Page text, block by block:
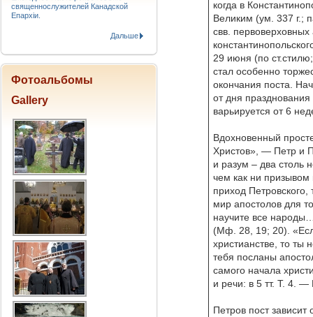
когда в
Великим (ум. 337 г.;
свв.
29 июня (по
стал особенно
окончания поста.
от дня
варьируется от 6
Вдохновенный
Христов», — Петр и
и разум – два столь
чем как ни призывом
приход Петровского,
мир апостолов для
научите все
(Мф. 28, 19; 20).
христианстве, то ты
тебя посланы
самого начала
и речи: в 5 тт. Т. 4.
Петров пост
священнослужителей Канадской
Епархіи.
Дальше
Фотоальбомы
Gallery